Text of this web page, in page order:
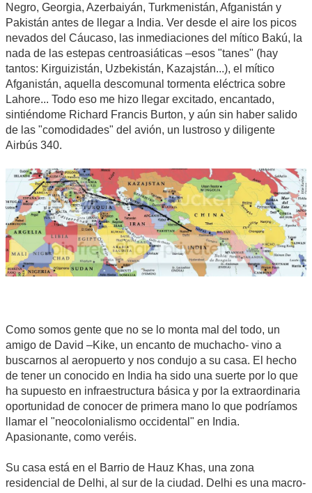
Negro, Georgia, Azerbaiyán, Turkmenistán, Afganistán y
Pakistán antes de llegar a India. Ver desde el aire los picos
nevados del Cáucaso, las inmediaciones del mítico Bakú, la
nada de las estepas centroasiáticas –esos "tanes" (hay
tantos: Kirguizistán, Uzbekistán, Kazajstán...), el mítico
Afganistán, aquella descomunal tormenta eléctrica sobre
Lahore... Todo eso me hizo llegar excitado, encantado,
sintiéndome Richard Francis Burton, y aún sin haber salido
de las "comodidades" del avión, un lustroso y diligente
Airbús 340.
Como somos gente que no se lo monta mal del todo, un
amigo de David –Kike, un encanto de muchacho- vino a
buscarnos al aeropuerto y nos condujo a su casa. El hecho
de tener un conocido en India ha sido una suerte por lo que
ha supuesto en infraestructura básica y por la extraordinaria
oportunidad de conocer de primera mano lo que podríamos
llamar el "neocolonialismo occidental" en India.
Apasionante, como veréis.
Su casa está en el Barrio de Hauz Khas, una zona
residencial de Delhi, al sur de la ciudad. Delhi es una macro-